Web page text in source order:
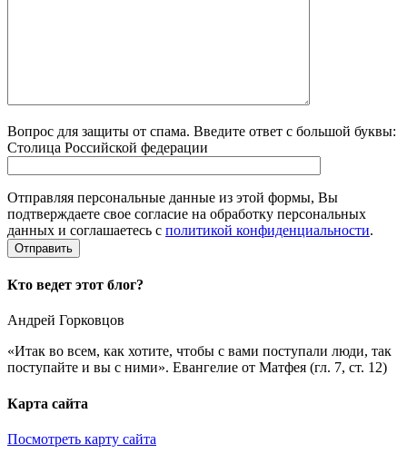
Вопрос для защиты от спама. Введите ответ с большой буквы:
Столица Российской федерации
Отправляя персональные данные из этой формы, Вы
подтверждаете свое согласие на обработку персональных
данных и соглашаетесь с политикой конфиденциальности.
Кто ведет этот блог?
Андрей Горковцов
«Итак во всем, как хотите, чтобы с вами поступали люди, так
поступайте и вы с ними». Евангелие от Матфея (гл. 7, ст. 12)
Карта сайта
Посмотреть карту сайта